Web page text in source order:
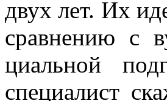
двух лет. Их
сравнению с
циальной
специалист